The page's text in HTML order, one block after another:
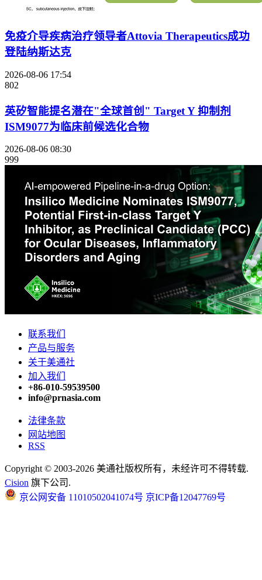
免疫介导疾病治疗领导者Attovia Therapeutics成功
登陆纳斯达克
2026-08-06 17:54
802
英矽智能提名潜在"全球首创" Target Y 抑制剂
ISM9077为临床前候选化合物
2026-08-06 08:30
999
联系我们
产品与服务
关于美通社
加入我们
+86-010-59539500
info@prnasia.com
法律条款
网站地图
RSS
Copyright © 2003-2026 美通社版权所有，未经许可不得转载.
Cision 旗下公司.
京公网安备 11010502041074号 京ICP备12047769号